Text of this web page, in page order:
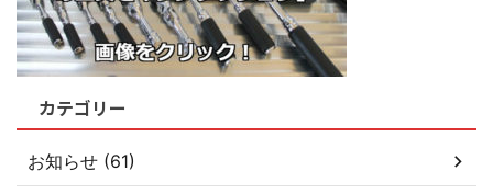
カテゴリー
お知らせ (61)